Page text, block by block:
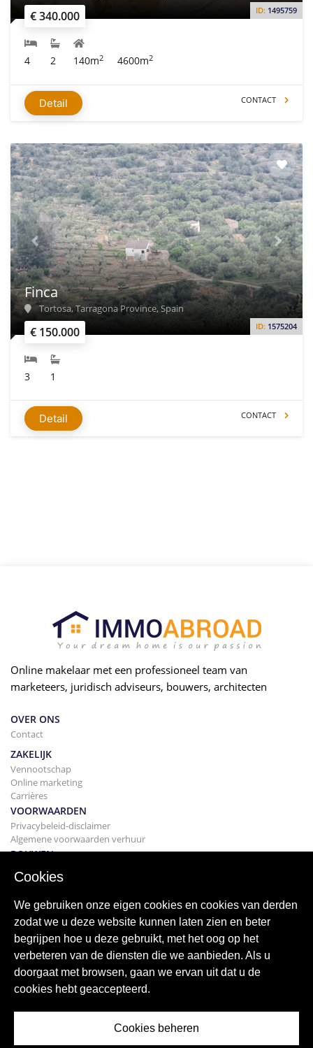
€ 340.000 ID: 1495759
4 2 140m2 4600m2
Detail CONTACT
€ 150.000 ID: 1575204
Finca
Tortosa, Tarragona Province, Spain
3 1
Detail CONTACT
Online makelaar met een professioneel team van
marketeers, juridisch adviseurs, bouwers, architecten
OVER ONS
Contact
ZAKELIJK
Vennootschap
Online marketing
Carrières
VOORWAARDEN
Privacybeleid-disclaimer
Algemene voorwaarden verhuur
BOUWEN
Projecten
Uw huis kopen
Verkopen
Hypotheek
Zoekservice
BLOGGEN
bloggen
Wereldwijde regio's
Cookies
We gebruiken onze eigen cookies en cookies van derden
zodat we u deze website kunnen laten zien en beter
begrijpen hoe u deze gebruikt, met het oog op het
verbeteren van de diensten die we aanbieden. Als u
doorgaat met browsen, gaan we ervan uit dat u de
cookies hebt geaccepteerd.
Cookies beheren